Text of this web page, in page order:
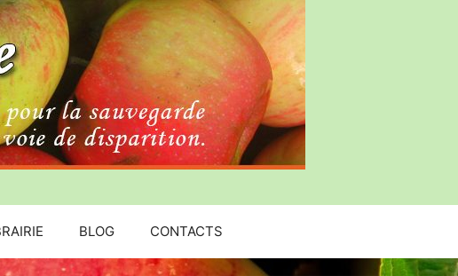
BLOG CONTACTS